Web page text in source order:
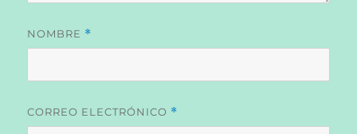
NOMBRE *
CORREO ELECTRÓNICO *